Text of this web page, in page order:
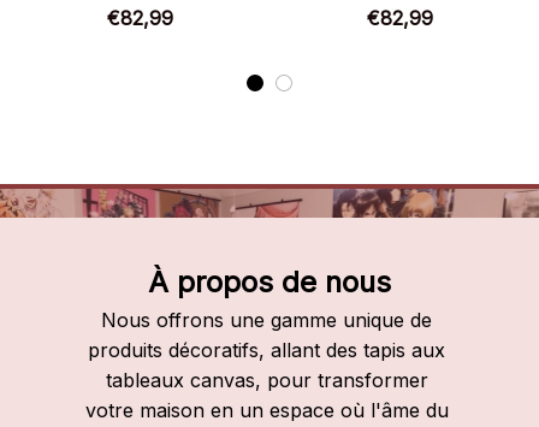
Chaussures montantes
€82,99
Chaussures montantes
€82,99
À propos de nous
Nous offrons une gamme unique de
produits décoratifs, allant des tapis aux
tableaux canvas, pour transformer
votre maison en un espace où l'âme du